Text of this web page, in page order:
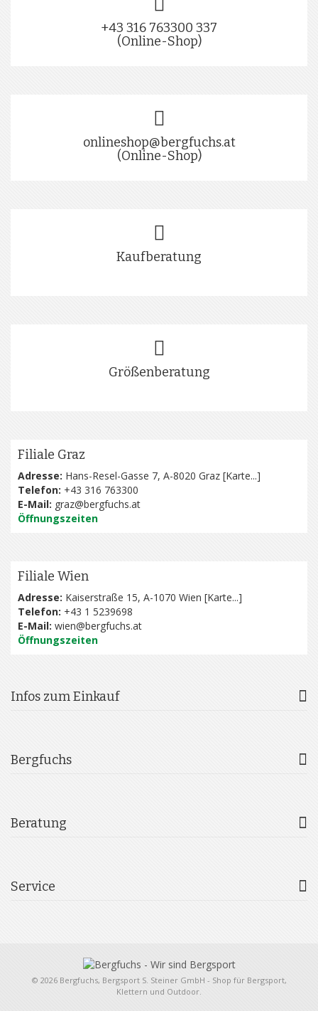
+43 316 763300 337
(Online-Shop)
onlineshop@bergfuchs.at
(Online-Shop)
Kaufberatung
Größenberatung
Filiale Graz
Adresse: Hans-Resel-Gasse 7, A-8020 Graz [Karte...]
Telefon: +43 316 763300
E-Mail: graz@bergfuchs.at
Öffnungszeiten
Filiale Wien
Adresse: Kaiserstraße 15, A-1070 Wien [Karte...]
Telefon: +43 1 5239698
E-Mail: wien@bergfuchs.at
Öffnungszeiten
Infos zum Einkauf
Bergfuchs
Beratung
Service
© 2026 Bergfuchs, Bergsport S. Steiner GmbH - Shop für Bergsport,
Klettern und Outdoor.